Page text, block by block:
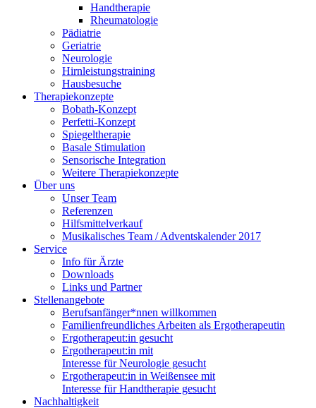
Handtherapie
Rheumatologie
Pädiatrie
Geriatrie
Neurologie
Hirnleistungstraining
Hausbesuche
Therapiekonzepte
Bobath-Konzept
Perfetti-Konzept
Spiegeltherapie
Basale Stimulation
Sensorische Integration
Weitere Therapiekonzepte
Über uns
Unser Team
Referenzen
Hilfsmittelverkauf
Musikalisches Team / Adventskalender 2017
Service
Info für Ärzte
Downloads
Links und Partner
Stellenangebote
Berufsanfänger*nnen willkommen
Familienfreundliches Arbeiten als Ergotherapeutin
Ergotherapeut:in gesucht
Ergotherapeut:in mit
Interesse für Neurologie gesucht
Ergotherapeut:in in Weißensee mit
Interesse für Handtherapie gesucht
Nachhaltigkeit